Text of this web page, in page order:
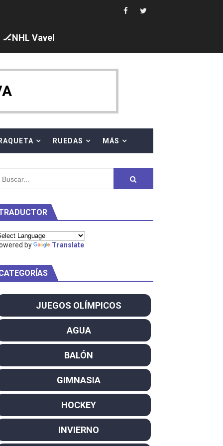
y Taddeucci. Ángela Martínez 5ª en 10km
al equipo neutral ruso, llevándose 8 medallas, seis para
Project
dominan el Europeo
se reparten el botín y Caetano Horta y Rodrigo Conde
decacampeonas y quinto oro consecutivo
Champion
🏒NHL Vavel
RAQUETA RUEDAS MÁS
by Translate
JUEGOS OLÍMPICOS
AGUA
BALÓN
GIMNASIA
HOCKEY
INVIERNO